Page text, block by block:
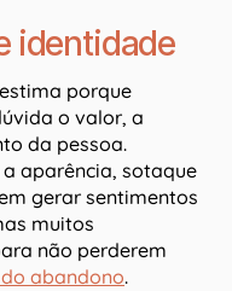
identidade
porque
o valor, a
da pessoa.
aparência, sotaque
gerar sentimentos
muitos
não perderem
abandono.